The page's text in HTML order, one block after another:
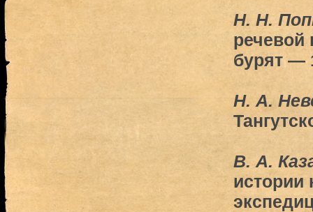
Н. Н.
речевой
бурят —
Н. А.
В. А.
истории